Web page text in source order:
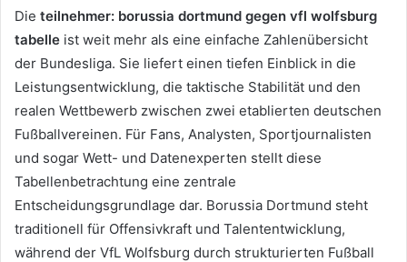
Die teilnehmer: borussia dortmund gegen vfl wolfsburg
tabelle ist weit mehr als eine einfache Zahlenübersicht
der Bundesliga. Sie liefert einen tiefen Einblick in die
Leistungsentwicklung, die taktische Stabilität und den
realen Wettbewerb zwischen zwei etablierten deutschen
Fußballvereinen. Für Fans, Analysten, Sportjournalisten
und sogar Wett- und Datenexperten stellt diese
Tabellenbetrachtung eine zentrale
Entscheidungsgrundlage dar. Borussia Dortmund steht
traditionell für Offensivkraft und Talententwicklung,
während der VfL Wolfsburg durch strukturierten Fußball